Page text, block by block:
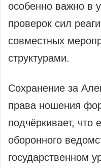
особенно важно в
проверок сил
совместных
структурами.
Сохранение за
права ношения
подчёркивает, что
оборонного
государственном